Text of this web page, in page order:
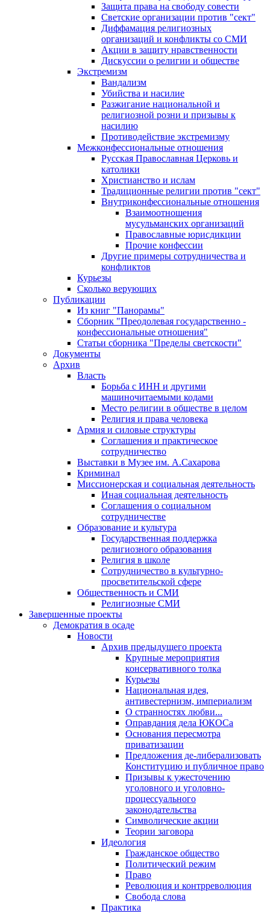
Защита права на свободу совести
Светские организации против "сект"
Диффамация религиозных
организаций и конфликты со СМИ
Акции в защиту нравственности
Дискуссии о религии и обществе
Экстремизм
Вандализм
Убийства и насилие
Разжигание национальной и
религиозной розни и призывы к
насилию
Противодействие экстремизму
Межконфессиональные отношения
Русская Православная Церковь и
католики
Христианство и ислам
Традиционные религии против "сект"
Внутриконфессиональные отношения
Взаимоотношения
мусульманских организаций
Православные юрисдикции
Прочие конфессии
Другие примеры сотрудничества и
конфликтов
Курьезы
Сколько верующих
Публикации
Из книг "Панорамы"
Сборник "Преодолевая государственно -
конфессиональные отношения"
Статьи сборника "Пределы светскости"
Документы
Архив
Власть
Борьба с ИНН и другими
машиночитаемыми кодами
Место религии в обществе в целом
Религия и права человека
Армия и силовые структуры
Соглашения и практическое
сотрудничество
Выставки в Музее им. А.Сахарова
Криминал
Миссионерская и социальная деятельность
Иная социальная деятельность
Соглашения о социальном
сотрудничестве
Образование и культура
Государственная поддержка
религиозного образования
Религия в школе
Сотрудничество в культурно-
просветительской сфере
Общественность и СМИ
Религиозные СМИ
Завершенные проекты
Демократия в осаде
Новости
Архив предыдущего проекта
Крупные мероприятия
консервативного толка
Курьезы
Национальная идея,
антивестернизм, империализм
О странностях любви...
Оправдания дела ЮКОСа
Основания пересмотра
приватизации
Предложения де-либерализовать
Конституцию и публичное право
Призывы к ужесточению
уголовного и уголовно-
процессуального
законодательства
Символические акции
Теории заговора
Идеология
Гражданское общество
Политический режим
Право
Революция и контрреволюция
Свобода слова
Практика